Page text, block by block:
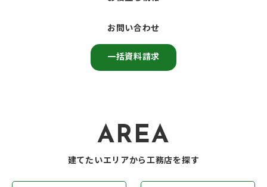
お問い合わせ
一括資料請求
AREA
建てたいエリアから工務店を探す